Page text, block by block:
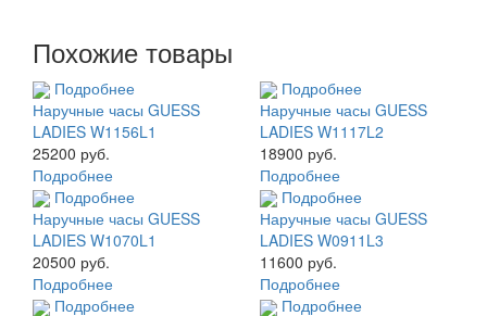
Похожие товары
Подробнее
Наручные часы GUESS
LADIES W1156L1
25200 руб.
Подробнее
Подробнее
Наручные часы GUESS
LADIES W1117L2
18900 руб.
Подробнее
Подробнее
Наручные часы GUESS
LADIES W1070L1
20500 руб.
Подробнее
Подробнее
Наручные часы GUESS
LADIES W0911L3
11600 руб.
Подробнее
Подробнее
Подробнее